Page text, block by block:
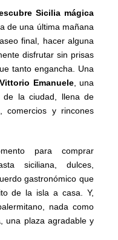
Sicilia mágica
de una última mañana
final, hacer alguna
disfrutar sin prisas
tanto engancha. Una
Emanuele, una
de la ciudad, llena de
comercios y rincones
para comprar
siciliana, dulces,
gastronómico que
de la isla a casa. Y,
nada como
, una plaza agradable y